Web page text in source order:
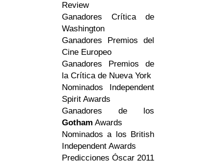
Review
Ganadores Crítica de
Washington
Ganadores Premios del
Cine Europeo
Ganadores Premios de
la Crítica de Nueva York
Nominados Independent
Spirit Awards
Ganadores de los
Gotham Awards
Nominados a los British
Independent Awards
Predicciones Óscar 2011